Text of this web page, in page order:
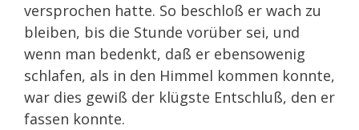
versprochen hatte. So beschloß er wach zu
bleiben, bis die Stunde vorüber sei, und
wenn man bedenkt, daß er ebensowenig
schlafen, als in den Himmel kommen konnte,
war dies gewiß der klügste Entschluß, den er
fassen konnte.